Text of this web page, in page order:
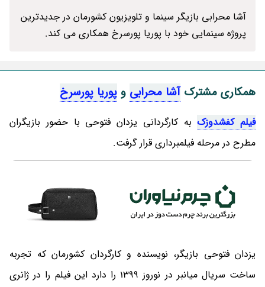
آشا محرابی بازیگر سینما و تلویزیون کشورمان در جدیدترین
پروژه سینمایی خود با پوریا پورسرخ همکاری می کند.
همکاری مشترکآشا محرابی و پوریا پورسرخ
فیلم کفشدوزکبه کارگردانی یزدان فتوحی با حضور بازیگران
مطرح در مرحله فیلمبرداری قرار گرفت.
یزدان فتوحی بازیگر، نویسنده و کارگردان کشورمان که تجربه
ساخت سریال میانبر در نوروز 1399 را دارد این فیلم را در ژانری